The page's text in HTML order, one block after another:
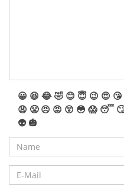
😀 😆 😂🤣 😊 😇 😉 😍 😘
😩 😤 😠 😡 😲 😳 😱 😴
👽 🎃